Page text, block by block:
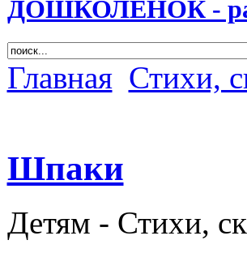
ДОШКОЛЁНОК -
Главная Стихи,
Шпаки
Детям - Стихи,